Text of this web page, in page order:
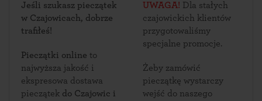
Jeśli szukasz pieczątek
w Czajowicach, dobrze
trafiłeś!
Pieczątki online to
najwyższa jakość i
ekspresowa dostawa
pieczątek do Czajowic i
UWAGA! Dla stałych
czajowickich klientów
przygotowaliśmy
specjalne promocje.
Żeby zamówić
pieczątkę wystarczy
wejść do naszego